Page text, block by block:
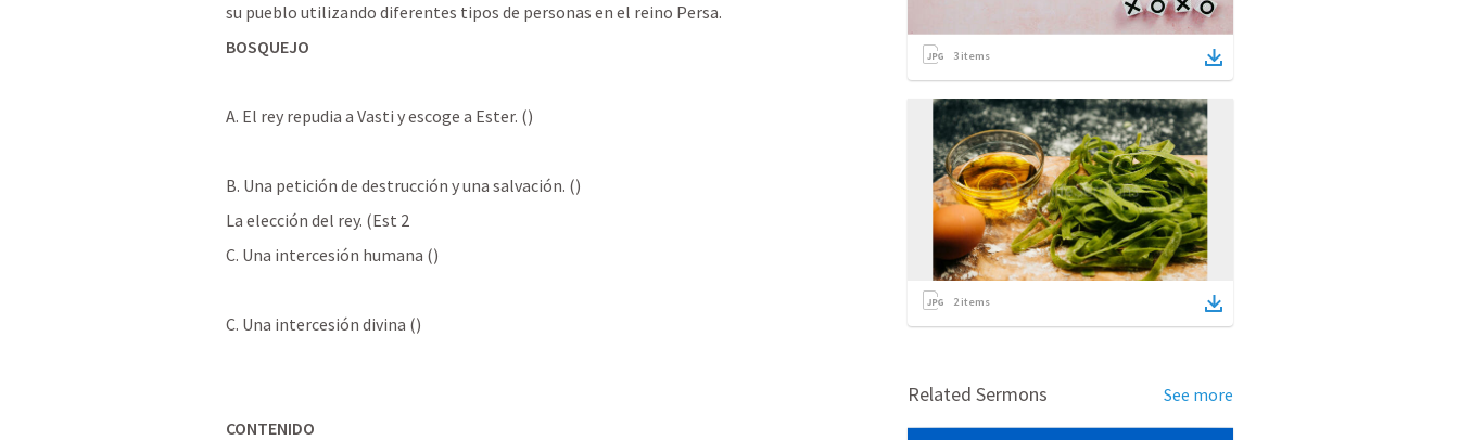
su pueblo utilizando diferentes tipos de personas en el reino Persa.
BOSQUEJO
A. El rey repudia a Vasti y escoge a Ester. ()
B. Una petición de destrucción y una salvación. ()
La elección del rey. (Est 2
C. Una intercesión humana ()
C. Una intercesión divina ()
CONTENIDO
3 items
2items
Related Sermons See more